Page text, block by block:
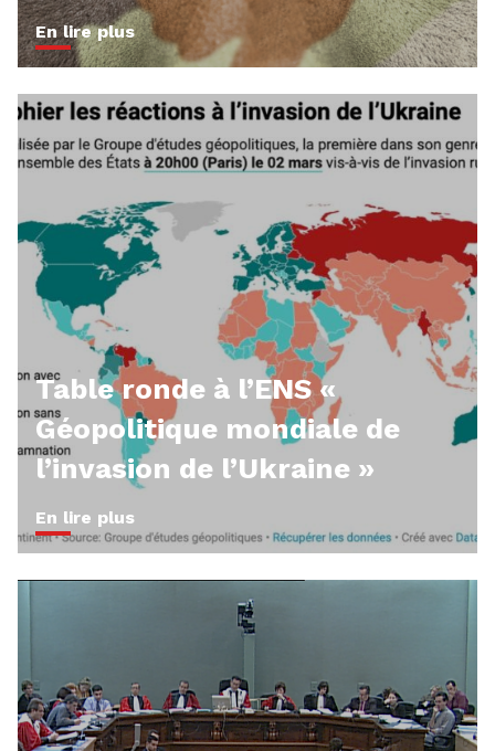
En lire plus
Table ronde à l’ENS «
Géopolitique mondiale de
l’invasion de l’Ukraine »
En lire plus